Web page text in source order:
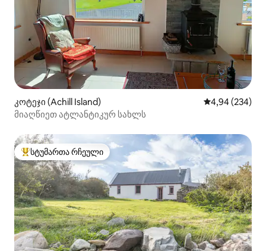
კოტეჯი (Achill Island) საშუალო
4,94 (234)
მიაღწიეთ ატლანტიკურ სახლს
სტუმართა რჩეული მოწინავე ვარიანტი
სტუმართა რჩეული